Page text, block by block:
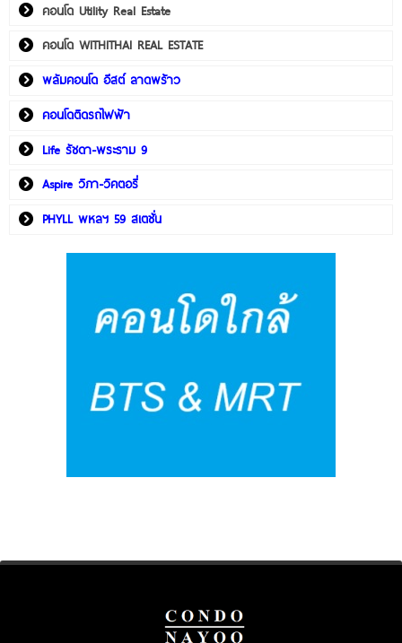
คอนโด Utility Real Estate
คอนโด WITHITHAI REAL ESTATE
พลัมคอนโด อีสต์ ลาดพร้าว
คอนโดติดรถไฟฟ้า
Life รัชดา-พระราม 9
Aspire วิภา-วิคตอรี่
PHYLL พหลฯ 59 สเตชั่น